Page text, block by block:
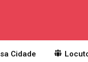
Cidade